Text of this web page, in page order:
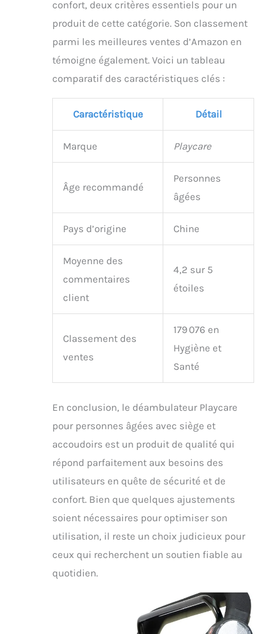
confort, deux critères essentiels pour un
produit de cette catégorie. Son classement
parmi les meilleures ventes d’Amazon en
témoigne également. Voici un tableau
comparatif des caractéristiques clés :
Caractéristique Détail
Marque Playcare
Âge recommandé
Personnes
âgées
Pays d’origine Chine
Moyenne des
commentaires
client
4,2 sur 5
étoiles
Classement des
ventes
179 076 en
Hygiène et
Santé
En conclusion, le déambulateur Playcare
pour personnes âgées avec siège et
accoudoirs est un produit de qualité qui
répond parfaitement aux besoins des
utilisateurs en quête de sécurité et de
confort. Bien que quelques ajustements
soient nécessaires pour optimiser son
utilisation, il reste un choix judicieux pour
ceux qui recherchent un soutien fiable au
quotidien.